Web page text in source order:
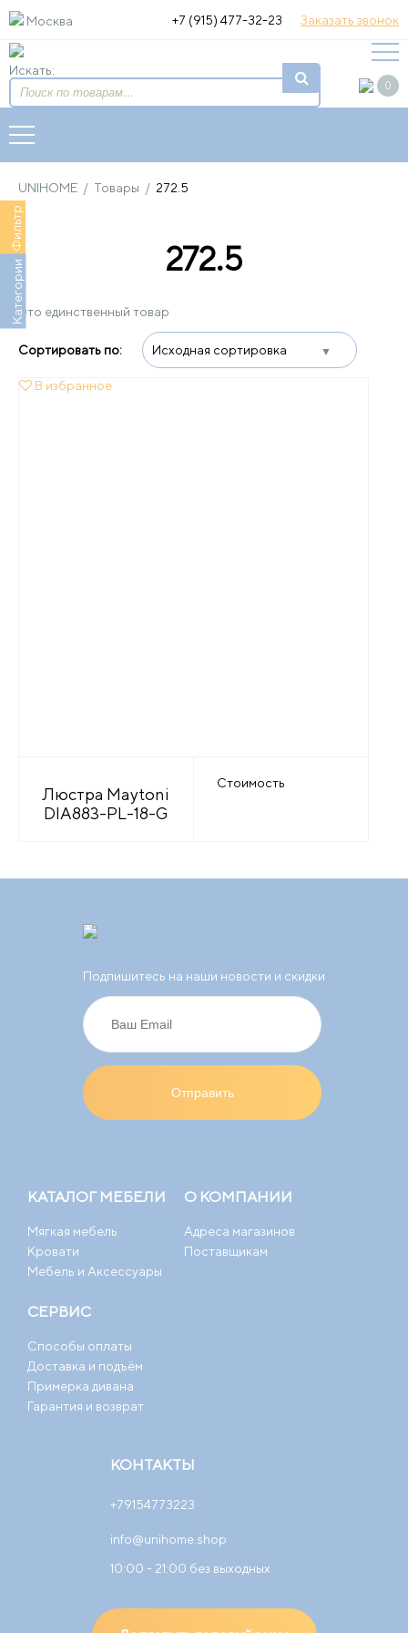
Москва +7 (915) 477-32-23 Заказать звонок
Искать:
0
UNIHOME / Товары / 272.5
Фильтр
Категории 272.5
Это единственный товар
В избранное
Люстра Maytoni
DIA883-PL-18-G
Стоимость
Подпишитесь на наши новости и скидки
КАТАЛОГ МЕБЕЛИ
Мягкая мебель
Кровати
Мебель и Аксессуары
О КОМПАНИИ
Адреса магазинов
Поставщикам
СЕРВИС
Способы оплаты
Доставка и подъём
Примерка дивана
Гарантия и возврат
КОНТАКТЫ
+79154773223
info@unihome.shop
10:00 - 21:00 без выходных